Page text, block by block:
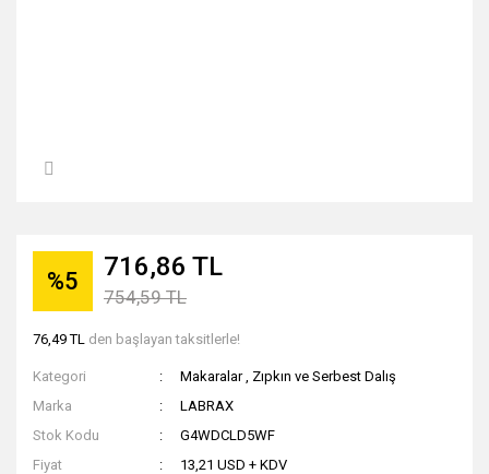
%5 716,86 TL
754,59 TL
76,49 TL den başlayan taksitlerle!
Kategori Makaralar , Zıpkın ve Serbest Dalış
Marka
LABRAX
Stok Kodu
G4WDCLD5WF
Fiyat
13,21 USD + KDV